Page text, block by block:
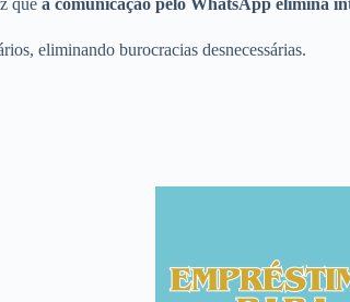
eliminando burocracias desnecessárias.